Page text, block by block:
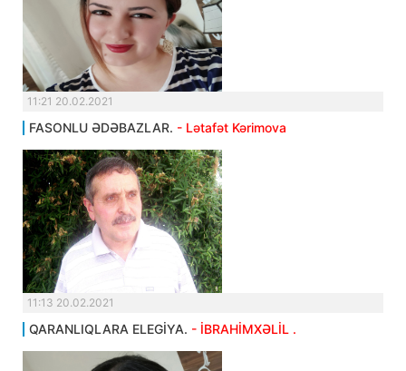
11:21 20.02.2021
FASONLU ƏDƏBAZLAR. - Lətafət Kərimova
11:13 20.02.2021
QARANLIQLARA ELEGİYA. - İBRAHİMXƏLİL .